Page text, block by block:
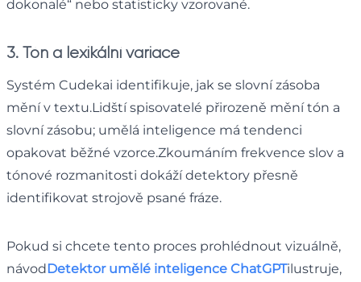
dokonalé“ nebo statisticky vzorované.
3. Tón a lexikální variace
Systém Cudekai identifikuje, jak se slovní zásoba
mění v textu.Lidští spisovatelé přirozeně mění tón a
slovní zásobu; umělá inteligence má tendenci
opakovat běžné vzorce.Zkoumáním frekvence slov a
tónové rozmanitosti dokáží detektory přesně
identifikovat strojově psané fráze.
Pokud si chcete tento proces prohlédnout vizuálně,
návodDetektor umělé inteligence ChatGPTilustruje,